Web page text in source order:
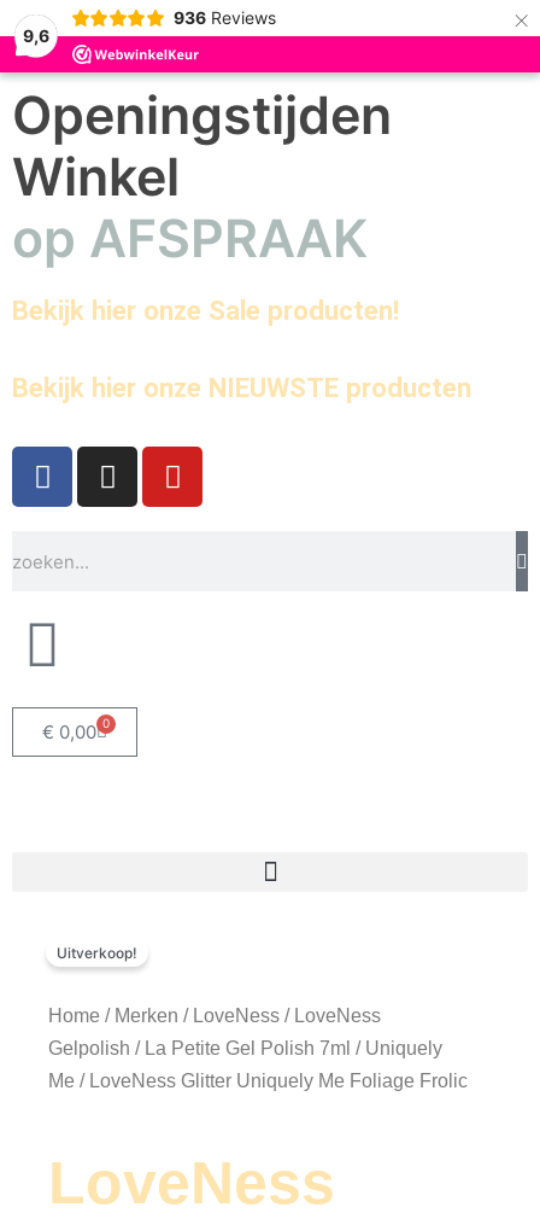
9,6
936 Reviews ×
Openingstijden
Winkel
op AFSPRAAK
Bekijk hier onze Sale producten!
Bekijk hier onze NIEUWSTE producten
F
a
e
b
k
I
n
m
Y
o
€ 0,00 0
Winkelwagen
Uitverkoop!
Home / Merken / LoveNess / LoveNess
Gelpolish / La Petite Gel Polish 7ml / Uniquely
Me / LoveNess Glitter Uniquely Me Foliage Frolic
LoveNess